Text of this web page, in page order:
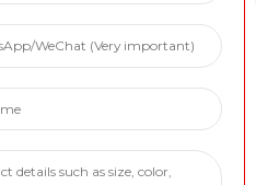
ย่ เขตเฟิงเซียน เซี่ยงไฮ้
Consent
Cookie files help us to
website, simplify navigation, keep
efforts. By clicking
cookies on your device for these
cookie preferences. For more